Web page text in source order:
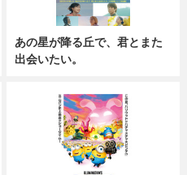
あの星が降る丘で、君とまた
出会いたい。